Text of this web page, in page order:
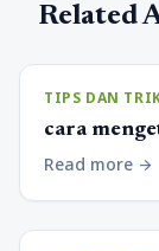
Related
TIPS DAN
cara
Read more arrow_forward